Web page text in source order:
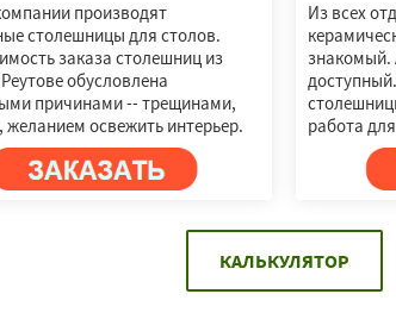
производят
столешницы для столов.
заказа столешниц из
обусловлена
причинами -- трещинами,
желанием освежить интерьер.
Из всех
знакомый.
работа
КАЛЬКУЛЯТОР